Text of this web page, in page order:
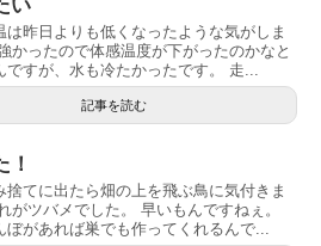
い
は昨日よりも低くなったような気がしま
かったので体感温度が下がったのかなと
ですが、水も冷たかったです。 走...
記事を読む
！
捨てに出たら畑の上を飛ぶ鳥に気付きま
がツバメでした。 早いもんですねぇ。
ぼがあれば巣でも作ってくれるんで...